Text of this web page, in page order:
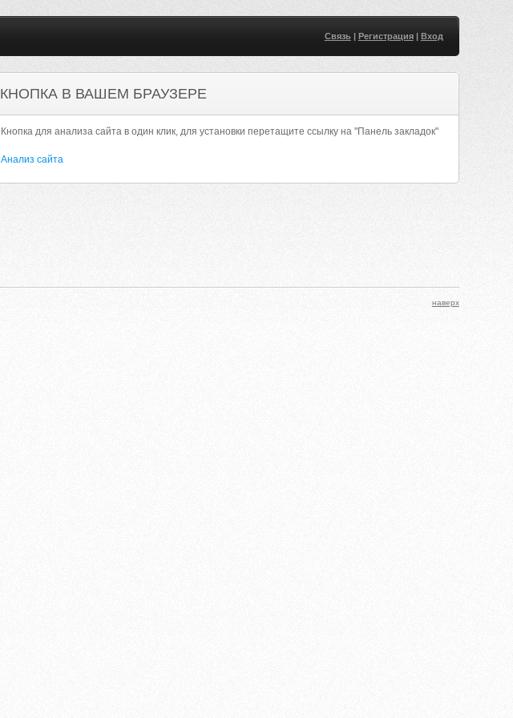
Связь| Регистрация| Вход
КНОПКА В ВАШЕМ БРАУЗЕРЕ
Кнопка для анализа сайта в один клик, для установки перетащите ссылку на "Панель закладок"
Анализ сайта
наверх